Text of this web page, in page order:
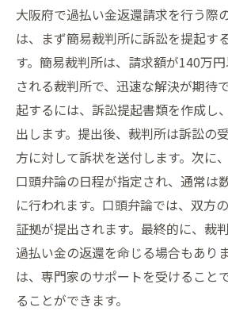
大阪府で過払い金返還請求を行う際
は、まず簡易裁判所に訴訟を提起す
す。簡易裁判所は、請求額が140万
される裁判所で、迅速な解決が期待
起するには、訴訟提起書類を作成し
出します。提出後、裁判所は訴訟の
方に対して訴状を送付します。次に
口頭弁論の日程が指定され、通常は
に行われます。口頭弁論では、双方
証拠が提出されます。最終的に、裁
過払い金の返還を命じる場合もあり
は、専門家のサポートを受けること
ることができます。